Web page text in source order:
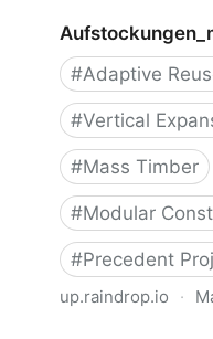
#Adaptive
#Vertical
#Mass Timber
#Modular
#Precedent
up.raindrop.io ·